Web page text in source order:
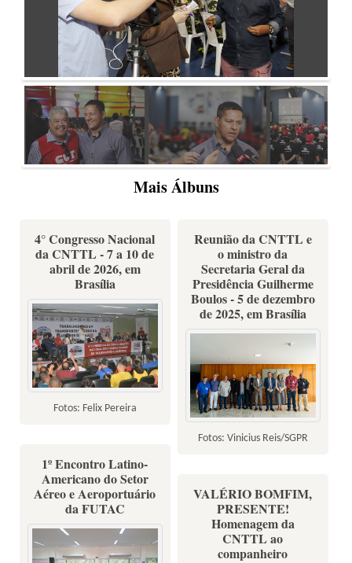
Mais Álbuns
4° Congresso Nacional
da CNTTL - 7 a 10 de
abril de 2026, em
Brasília
Fotos: Felix Pereira
Reunião da CNTTL e
o ministro da
Secretaria Geral da
Presidência Guilherme
Boulos - 5 de dezembro
de 2025, em Brasília
Fotos: Vinicius Reis/SGPR
1º Encontro Latino-
Americano do Setor
Aéreo e Aeroportuário
da FUTAC
VALÉRIO BOMFIM,
PRESENTE!
Homenagem da
CNTTL ao
companheiro